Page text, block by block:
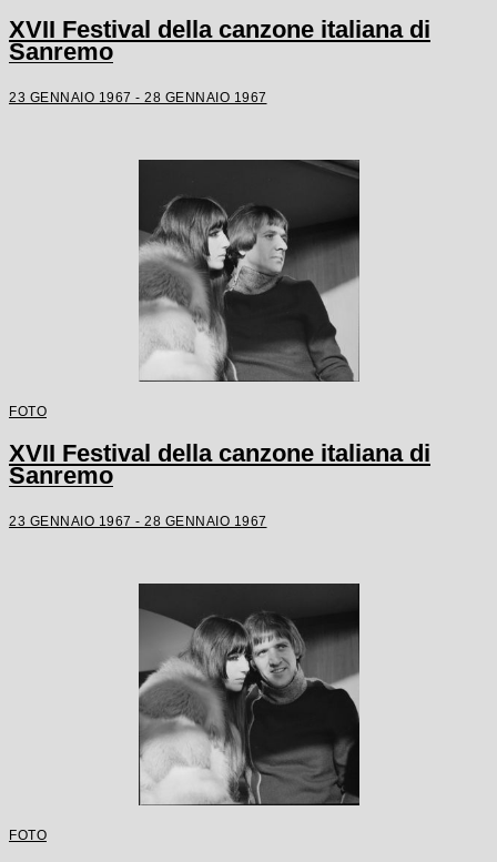
XVII Festival della canzone italiana di
Sanremo
23 GENNAIO 1967 - 28 GENNAIO 1967
FOTO
XVII Festival della canzone italiana di
Sanremo
23 GENNAIO 1967 - 28 GENNAIO 1967
FOTO